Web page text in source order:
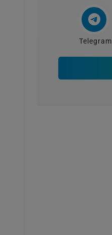
Telegram